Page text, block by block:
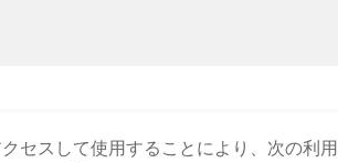
セスして使用することにより、次の利